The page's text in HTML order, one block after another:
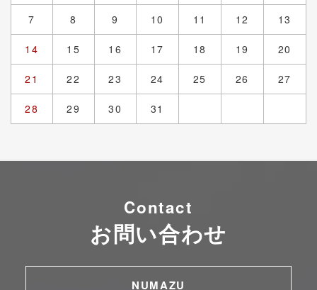
7 8 9 10 11 12 13
14 15 16 17 18 19 20
21 22 23 24 25 26 27
28 29 30 31
Contact
お問い合わせ
NUMAZU